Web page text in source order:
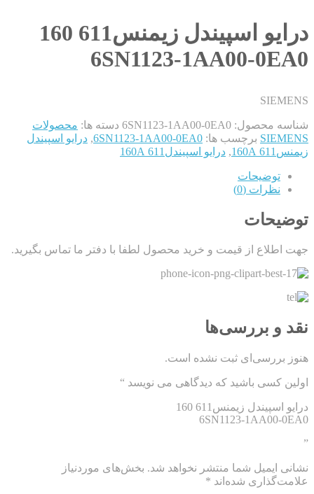
درایو اسپیندل زیمنس611 160
6SN1123-1AA00-0EA0
SIEMENS
شناسه محصول: 6SN1123-1AA00-0EA0 دسته ها: محصولات
SIEMENS برچسب ها: 6SN1123-1AA00-0EA0
, درایو اسپیندل
زیمنس611 160A
, درایو اسپیندل611 160A
توضیحات
نظرات (0)
توضیحات
جهت اطلاع از قیمت و خرید محصول لطفا با دفتر ما تماس بگیرید.
نقد و بررسی‌ها
هنوز بررسی‌ای ثبت نشده است.
اولین کسی باشید که دیدگاهی می نویسد “
درایو اسپیندل زیمنس611 160
6SN1123-1AA00-0EA0
”
نشانی ایمیل شما منتشر نخواهد شد. بخش‌های موردنیاز
علامت‌گذاری شده‌اند *